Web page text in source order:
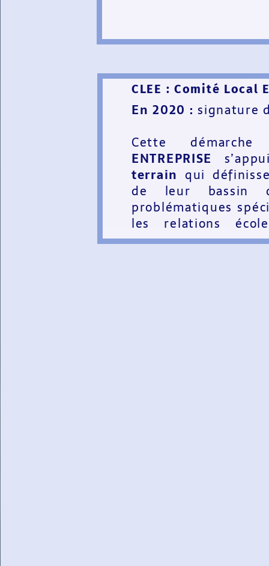
CLEE : Comité Local
En 2020 : signature
Cette
ENTREPRISE
terrain qui
de leur bassin
problématiques
les relations
ensemble les 2 ou